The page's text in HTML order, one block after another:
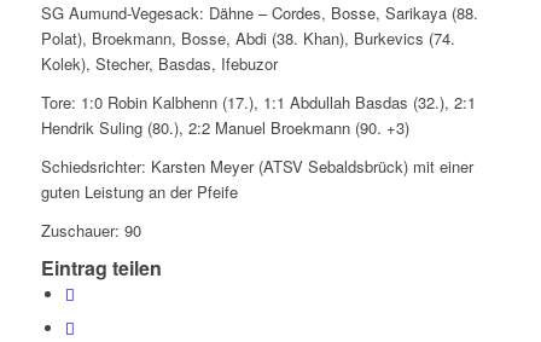
SG Aumund-Vegesack: Dähne – Cordes, Bosse, Sarikaya (88.
Polat), Broekmann, Bosse, Abdi (38. Khan), Burkevics (74.
Kolek), Stecher, Basdas, Ifebuzor
Tore: 1:0 Robin Kalbhenn (17.), 1:1 Abdullah Basdas (32.), 2:1
Hendrik Suling (80.), 2:2 Manuel Broekmann (90. +3)
Schiedsrichter: Karsten Meyer (ATSV Sebaldsbrück) mit einer
guten Leistung an der Pfeife
Zuschauer: 90
Eintrag teilen